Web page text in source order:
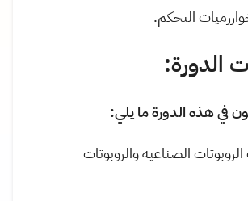
التحكم.
الدورة:
في هذه الدورة ما يلي:
الصناعية والروبوتات